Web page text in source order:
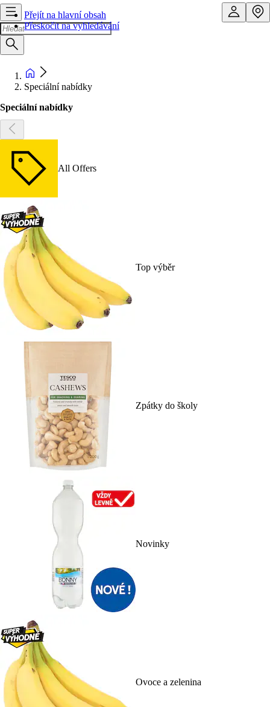
Přejít na hlavní obsah
Přeskočit na vyhledávání
Speciální nabídky
Speciální nabídky
All Offers
Top výběr
Zpátky do školy
Novinky
Ovoce a zelenina